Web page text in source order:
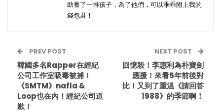
助養了一堆孩子，為了他們，可以乖乖附上我的
錢包君！
PREV POST
韓國多名Rapper在經紀
公司工作室吸毒被捕！
《SMTM》nafla &
Loop也在內！經紀公司道
歉！
NEXT POST
回憶殺！李惠利為朴寶劍
應援！來看5年前後對
比！又到了重溫《請回答
1988》的季節啊！